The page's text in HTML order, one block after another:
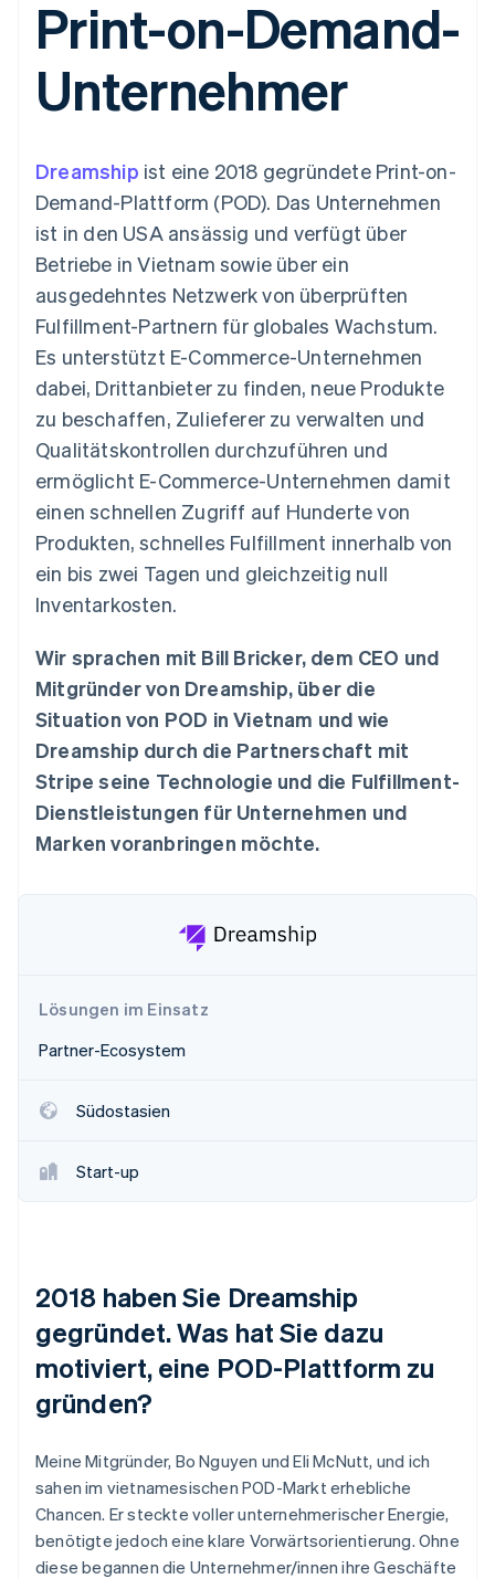
Zugriff auf mehr als
125
Zahlungen vor Ort
Authorization
Autorisierungsraten
Beschleunigter
Bezahlvorgang
Connections
Verbundene
Finanzdaten
Datensynchronisierung
Mehr
Product roadmap
Ausblick
Radar
Betrugsprävention
Atlas
Start-up-Gründung
CO₂-Entnahme
Online-Identitätsprüfung
Stripe-Sessions 2026
Erfahren Sie, wie Stripe Lösungen für die
Jetzt ansehen
Geldmanagement
Plattformen
SaaS
KI-Unternehmen
Creator Economy
Gaming
Bewirtung, Reisen und
Freizeit
Versicherungen
Unterhaltung
Gemeinnützige
Organisationen
Fachdienstleistungen
Öffentlicher Sektor
Einzelhandel
Ecosystem
Partner
Stripe App-Marktplatz
Marktplatz auf
Grundlagen der
Abonnementverwaltung
So setzen Sie
nutzungsbasierte
Karten ausgeben: So
geht´s
Bereitstellung und
Verwaltung von
Diensten mit Agenten
App-Integrationen
Code-Beispiele
Entwickler-Blog
API-Status
Produkt-Roadmap
Stripe Sessions
Newsroom
Stripe Press
Kontakt
Sales-Team
kontaktieren
Partner werden
Print-on-Demand-
Unternehmer
Dreamship ist eine 2018 gegründete Print-on-
Demand-Plattform (POD). Das Unternehmen
ist in den USA ansässig und verfügt über
Betriebe in Vietnam sowie über ein
ausgedehntes Netzwerk von überprüften
Fulfillment-Partnern für globales Wachstum.
Es unterstützt E-Commerce-Unternehmen
dabei, Drittanbieter zu finden, neue Produkte
zu beschaffen, Zulieferer zu verwalten und
Qualitätskontrollen durchzuführen und
ermöglicht E-Commerce-Unternehmen damit
einen schnellen Zugriff auf Hunderte von
Produkten, schnelles Fulfillment innerhalb von
ein bis zwei Tagen und gleichzeitig null
Inventarkosten.
Wir sprachen mit Bill Bricker, dem CEO und
Mitgründer von Dreamship, über die
Situation von POD in Vietnam und wie
Dreamship durch die Partnerschaft mit
Stripe seine Technologie und die Fulfillment-
Dienstleistungen für Unternehmen und
Marken voranbringen möchte.
Lösungen im Einsatz
Partner-Ecosystem
Südostasien
Start-up
2018 haben Sie Dreamship
gegründet. Was hat Sie dazu
motiviert, eine POD-Plattform zu
gründen?
Meine Mitgründer, Bo Nguyen und Eli McNutt, und ich
sahen im vietnamesischen POD-Markt erhebliche
Chancen. Er steckte voller unternehmerischer Energie,
benötigte jedoch eine klare Vorwärtsorientierung. Ohne
diese begannen die Unternehmer/innen ihre Geschäfte